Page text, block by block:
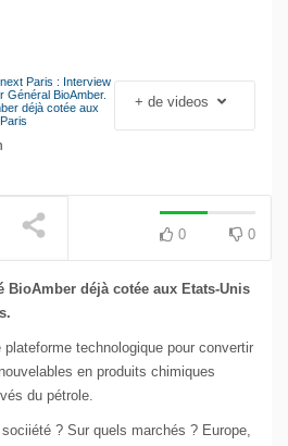
Le séisme industriel
Volkswagen
Paris : Interview
BioAmber.
déjà cotée aux
+ de videos
0 0
déjà cotée aux Etats-Unis
plateforme technologique pour convertir
en produits chimiques
du pétrole.
? Sur quels marchés ? Europe,